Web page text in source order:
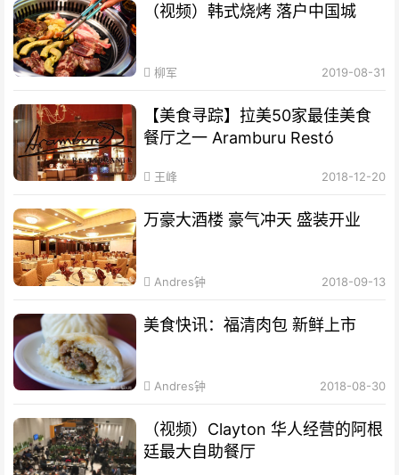
（视频）韩式烧烤 落户中国城
柳军 2019-08-31
【美食寻踪】拉美50家最佳美食
餐厅之一 Aramburu Restó
王峰 2018-12-20
万豪大酒楼 豪气冲天 盛装开业
Andres钟 2018-09-13
美食快讯：福清肉包 新鲜上市
Andres钟 2018-08-30
（视频）Clayton 华人经营的阿根
廷最大自助餐厅